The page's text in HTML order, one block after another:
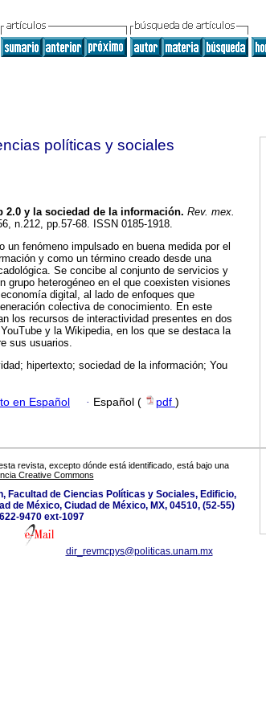
políticas y sociales
2.0 y la sociedad de la información. Rev. mex.
n.212, pp.57-68. ISSN 0185-1918.
fenómeno impulsado en buena medida por el
y como un término creado desde una
Se concibe al conjunto de servicios y
grupo heterogéneo en el que coexisten visiones
digital, al lado de enfoques que
colectiva de conocimiento. En este
los recursos de interactividad presentes en dos
y la Wikipedia, en los que se destaca la
sus usuarios.
hipertexto; sociedad de la información; You
en Español · Español ( pdf )
revista, excepto dónde está identificado, está bajo una
Creative Commons
Facultad de Ciencias Políticas y Sociales, Edificio,
de México, Ciudad de México, MX, 04510, (52-55)
9470 ext-1097
dir_revmcpys@politicas.unam.mx